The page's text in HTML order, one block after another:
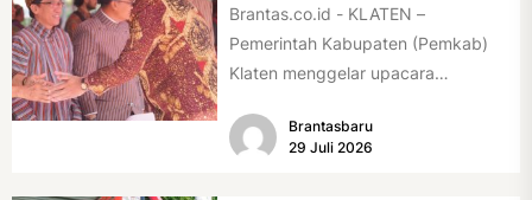
Brantas.co.id - KLATEN –
Pemerintah Kabupaten (Pemkab)
Klaten menggelar upacara
di Alun-alun Klaten, Selasa
(28/7/2026)....
Brantasbaru
29 Juli 2026